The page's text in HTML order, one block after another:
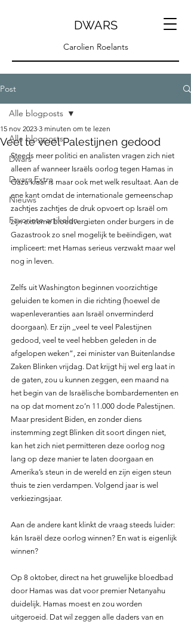
DWARS
Carolien Roelants
Post
Alle blogposts
Dwars
Dwars Extra
Nieuws
Favoriete artikelen
Alle blogposts
Veel te veel Palestijnen gedood
15 nov 2023 3 minuten om te lezen
Steeds meer politici en analisten vragen zich niet
alleen af wanneer Israëls oorlog tegen Hamas in
Gaza klaar is maar ook met welk resultaat. Aan de
ene kant omdat de internationale gemeenschap
zachtjes zachtjes de druk opvoert op Israël om
zijn extreme bloedvergieten onder burgers in de
Gazastrook zo snel mogelijk te beëindigen, wat
impliceert: met Hamas serieus verzwakt maar wel
nog in leven.
Zelfs uit Washington beginnen voorzichtige
geluiden te komen in die richting (hoewel de
wapenleveranties aan Israël onverminderd
doorgaan). Er zijn ,,veel te veel Palestijnen
gedood, veel te veel hebben geleden in de
afgelopen weken”, zei minister van Buitenlandse
Zaken Blinken vrijdag. Dat krijgt hij wel erg laat in
de gaten, zou u kunnen zeggen, een maand na
het begin van de Israëlische bombardementen en
na op dat moment zo’n 11.000 dode Palestijnen.
Maar president Biden, en zonder diens
instemming zegt Blinken dit soort dingen niet,
kan het zich niet permitteren deze oorlog nog
lang op deze manier te laten doorgaan en
Amerika’s steun in de wereld en zijn eigen steun
thuis te zien verdampen. Volgend jaar is wel
verkiezingsjaar.
Aan de andere kant klinkt de vraag steeds luider:
kán Israël deze oorlog winnen? En wat is eigenlijk
winnen?
Op 8 oktober, direct na het gruwelijke bloedbad
door Hamas was dat voor premier Netanyahu
duidelijk. Hamas moest en zou worden
uitgeroeid. Dat wil zeggen alle daders van en